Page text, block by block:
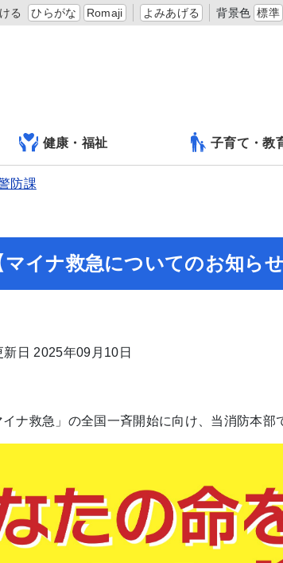
る ひらがな Romaji よみあげる 背景色 標準
健康・福祉 子育て・教
防課
イナ救急についてのお知らせ
新日 2025年09月10日
ナ救急」の全国一斉開始に向け、当消防本部